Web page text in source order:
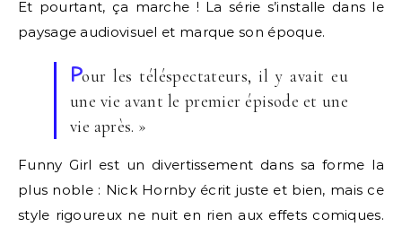
Et pourtant, ça marche ! La série s’installe dans le
paysage audiovisuel et marque son époque.
Pour les téléspectateurs, il y avait eu
une vie avant le premier épisode et une
vie après. »
Funny Girl est un divertissement dans sa forme la
plus noble : Nick Hornby écrit juste et bien, mais ce
style rigoureux ne nuit en rien aux effets comiques.